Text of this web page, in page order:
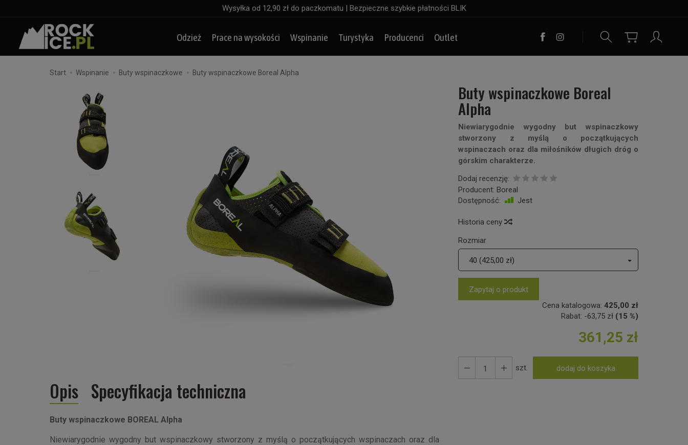
Wysyłka od 12,90 zł do paczkomatu | Bezpieczne szybkie płatności BLIK
Odzież Prace na wysokości Wspinanie Turystyka Producenci Outlet
Start Wspinanie Buty wspinaczkowe Buty wspinaczkowe Boreal Alpha
Buty wspinaczkowe Boreal
Alpha
Niewiarygodnie wygodny but wspinaczkowy
stworzony z myślą o początkujących
wspinaczach oraz dla miłośników długich dróg o
górskim charakterze.
Dodaj recenzję:
Producent: Boreal
Dostępność:
Jest
Historia ceny
Rozmiar
40 (425,00 zł)
Zapytaj o produkt
Cena katalogowa: 425,00 zł
Rabat: -63,75 zł (15 %)
361,25 zł
szt. dodaj do koszyka
Opis Specyfikacja techniczna
Buty wspinaczkowe BOREAL Alpha
Niewiarygodnie wygodny but wspinaczkowy stworzony z myślą o początkujących wspinaczach oraz dla